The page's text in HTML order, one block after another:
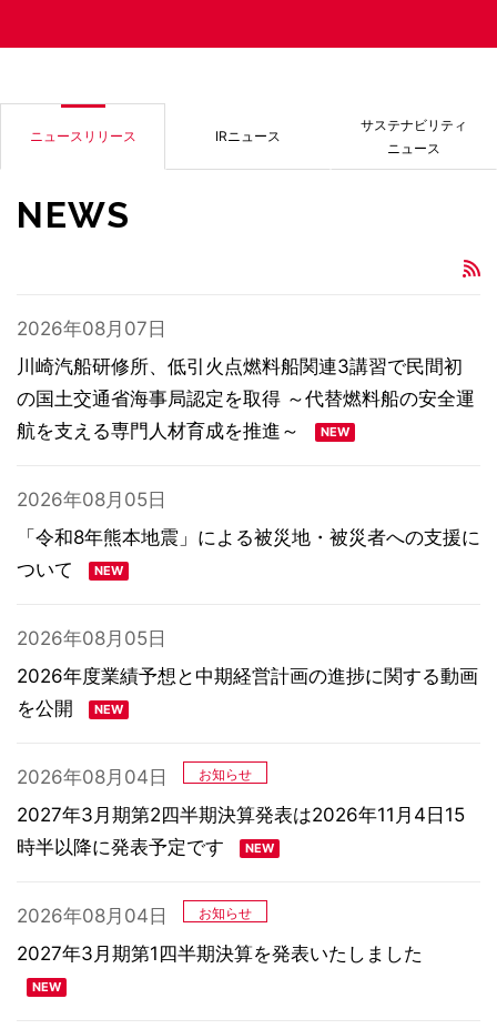
ニュースリリース IRニュース
サステナビリティ
ニュース
NEWS
2026年08月07日
川崎汽船研修所、低引火点燃料船関連3講習で民間初
の国土交通省海事局認定を取得 ～代替燃料船の安全運
航を支える専門人材育成を推進～
2026年08月05日
「令和8年熊本地震」による被災地・被災者への支援に
ついて
2026年08月05日
2026年度業績予想と中期経営計画の進捗に関する動画
を公開
2026年08月04日 お知らせ
2027年3月期第2四半期決算発表は2026年11月4日15
時半以降に発表予定です
2026年08月04日 お知らせ
2027年3月期第1四半期決算を発表いたしました